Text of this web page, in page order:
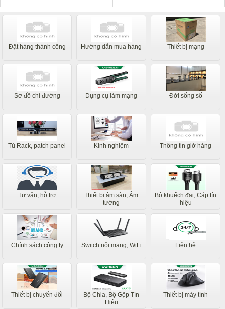
Đặt hàng thành công Hướng dẫn mua hàng Thiết bị mạng
Sơ đồ chỉ đường Dụng cụ làm mạng Đời sống số
Tủ Rack, patch panel Kinh nghiệm Thông tin giở hàng
Tư vấn, hỗ trợ
Thiết bị âm sàn, Âm
tường
Bộ khuếch đại, Cáp tín
hiệu
Chính sách công ty Switch nối mạng, WiFi Liên hệ
Thiết bị chuyển đổi
Bộ Chia, Bộ Gộp Tín
Hiệu
Thiết bị máy tính